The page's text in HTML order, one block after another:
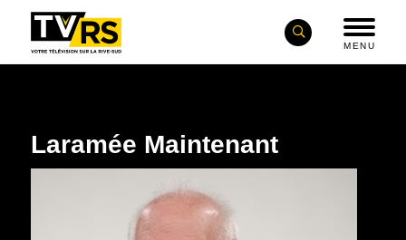
MENU
Laramée Maintenant